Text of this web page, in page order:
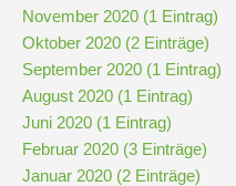
Was
war?
Organisatorisches
Terminplan
November 2020 (1 Eintrag)
Oktober 2020 (2 Einträge)
September 2020 (1 Eintrag)
August 2020 (1 Eintrag)
Juni 2020 (1 Eintrag)
Februar 2020 (3 Einträge)
Januar 2020 (2 Einträge)